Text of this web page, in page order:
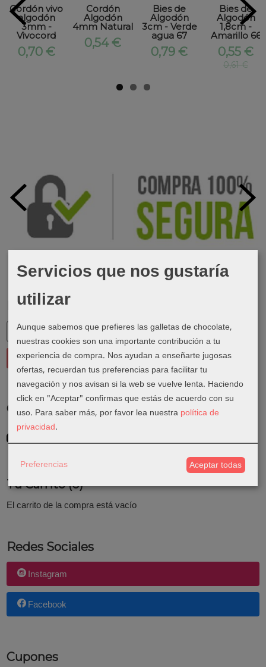
Marcas
Costes de Envío
GRATIS *
Consultar Destinos
Tu Carrito (0)
El carrito de la compra está vacío
Redes Sociales
Instagram
Facebook
Cupones
Cordón vivo
algodón
3mm -
Vivocord
0,70 €
Cordón
Algodón
4mm Natural
0,54 €
Bies de
Algodón
3cm - Verde
agua 67
0,79 €
Bies de
Algodón
1,8cm -
Amarillo 66
0,55 €
0,61 €
Servicios que nos gustaría
utilizar
Aunque sabemos que prefieres las galletas de chocolate,
nuestras cookies son una importante contribución a tu
experiencia de compra. Nos ayudan a enseñarte jugosas
ofertas, recuerdan tus preferencias para facilitar tu
navegación y nos avisan si la web se vuelve lenta. Haciendo
click en "Aceptar" confirmas que estás de acuerdo con su
uso. Para saber más, por favor lea nuestra política de
privacidad.
Preferencias Aceptar todas